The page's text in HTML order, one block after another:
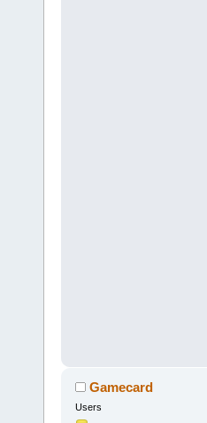
Gamecard
Users